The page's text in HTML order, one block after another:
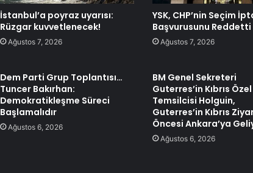
İstanbul’a poyraz uyarısı:
Rüzgar kuvvetlenecek!
Ağustos 7, 2026
YSK, CHP’nin Seçim
Başvurusunu Reddetti
Ağustos 7, 2026
Dem Parti Grup Toplantısı…
Tuncer Bakırhan:
Demokratikleşme Süreci
Başlamalıdır
Ağustos 6, 2026
BM Genel Sekreteri
Guterres’in Kıbrıs Özel
Temsilcisi Holguin,
Guterres’in Kıbrıs
Öncesi Ankara’ya
Ağustos 6, 2026